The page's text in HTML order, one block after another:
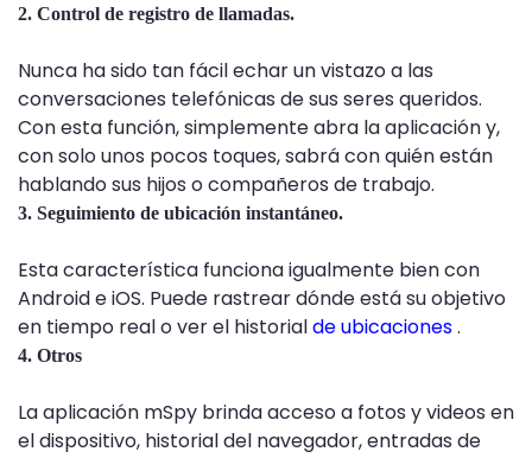
2. Control de registro de llamadas.
Nunca ha sido tan fácil echar un vistazo a las
conversaciones telefónicas de sus seres queridos.
Con esta función, simplemente abra la aplicación y,
con solo unos pocos toques, sabrá con quién están
hablando sus hijos o compañeros de trabajo.
3. Seguimiento de ubicación instantáneo.
Esta característica funciona igualmente bien con
Android e iOS. Puede rastrear dónde está su objetivo
en tiempo real o ver el historialde ubicaciones.
4. Otros
La aplicación mSpy brinda acceso a fotos y videos en
el dispositivo, historial del navegador, entradas de